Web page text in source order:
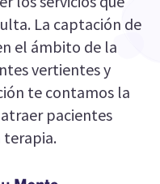
La captación de
el ámbito de la
vertientes y
te contamos la
pacientes
terapia.